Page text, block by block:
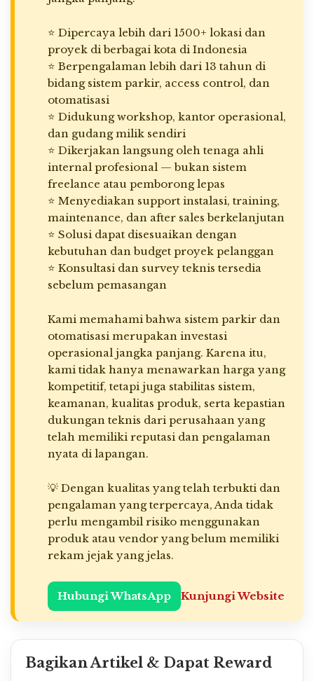
⭐ Dipercaya lebih dari 1500+ lokasi dan
proyek di berbagai kota di Indonesia
⭐ Berpengalaman lebih dari 13 tahun di
bidang sistem parkir, access control, dan
otomatisasi
⭐ Didukung workshop, kantor operasional,
dan gudang milik sendiri
⭐ Dikerjakan langsung oleh tenaga ahli
internal profesional — bukan sistem
freelance atau pemborong lepas
⭐ Menyediakan support instalasi, training,
maintenance, dan after sales berkelanjutan
⭐ Solusi dapat disesuaikan dengan
kebutuhan dan budget proyek pelanggan
⭐ Konsultasi dan survey teknis tersedia
sebelum pemasangan
Kami memahami bahwa sistem parkir dan
otomatisasi merupakan investasi
operasional jangka panjang. Karena itu,
kami tidak hanya menawarkan harga yang
kompetitif, tetapi juga stabilitas sistem,
keamanan, kualitas produk, serta kepastian
dukungan teknis dari perusahaan yang
telah memiliki reputasi dan pengalaman
nyata di lapangan.
💡 Dengan kualitas yang telah terbukti dan
pengalaman yang terpercaya, Anda tidak
perlu mengambil risiko menggunakan
produk atau vendor yang belum memiliki
rekam jejak yang jelas.
Hubungi WhatsApp Kunjungi Website
Bagikan Artikel & Dapat Reward